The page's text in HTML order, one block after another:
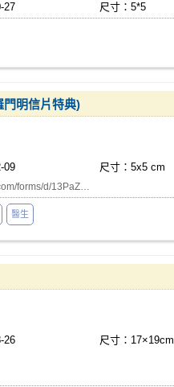
27 尺寸：5*5
門明信片特典)
09 尺寸：5x5 cm
forms/d/13PaZ…
醫生
26
尺寸：17×19cm